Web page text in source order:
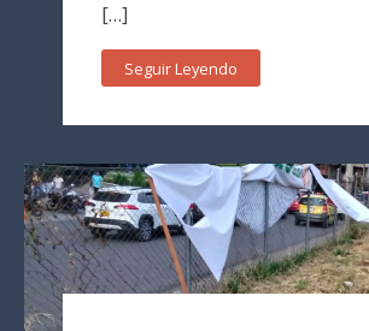
[…]
Seguir Leyendo